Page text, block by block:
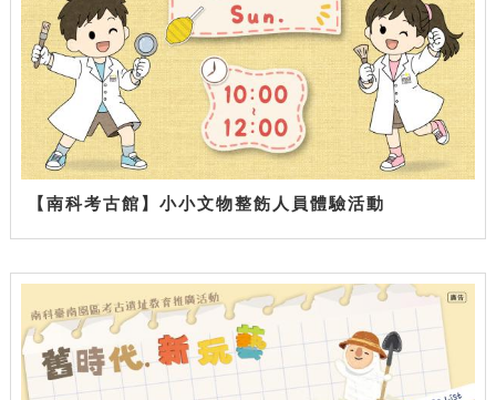
【南科考古館】小小文物整飭人員體驗活動